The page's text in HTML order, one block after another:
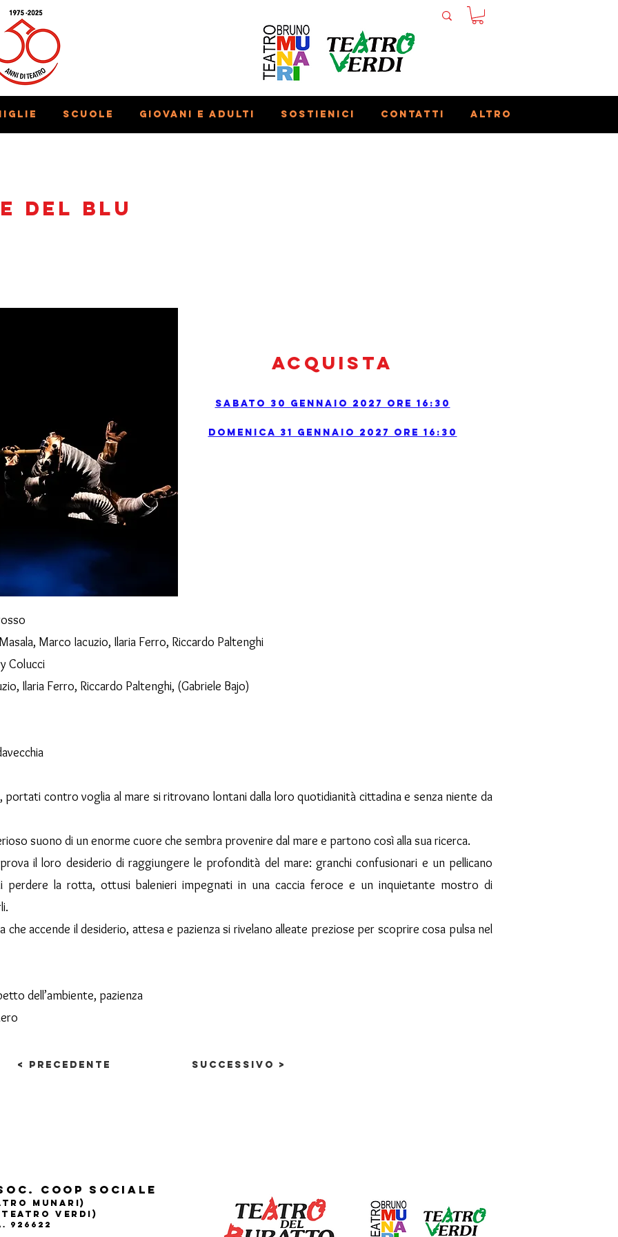
Scuole Giovani e adulti Sostienici Contatti Altro
del blu
Acquista
Sabato 30 Gennaio 2027 ore 16:30
Domenica 31 Gennaio 2027 ore 16:30
Marco Iacuzio, Ilaria Ferro, Riccardo Paltenghi
Colucci
Ilaria Ferro, Riccardo Paltenghi, (Gabriele Bajo)
portati contro voglia al mare si ritrovano lontani dalla loro quotidianità cittadina e senza niente da
suono di un enorme cuore che sembra provenire dal mare e partono così alla sua ricerca.
il loro desiderio di raggiungere le profondità del mare: granchi confusionari e un pellicano
perdere la rotta, ottusi balenieri impegnati in una caccia feroce e un inquietante mostro di
che accende il desiderio, attesa e pazienza si rivelano alleate preziose per scoprire cosa pulsa nel
dell’ambiente, pazienza
< Precedente Successivo >
Coop sociale
Munari)
Verdi)
926622